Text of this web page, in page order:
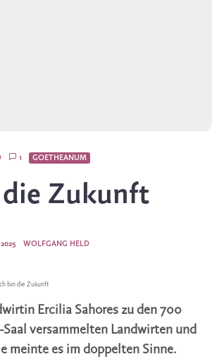
GOETHEANUM
1
Zukunft
WOLFGANG HELD
bin die Zukunft
Ercilia Sahores zu den 700
versammelten Landwirten und
meinte es im doppelten Sinne.